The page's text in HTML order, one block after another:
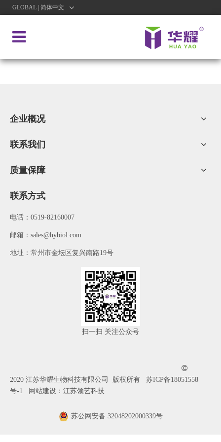
GLOBAL | 简体中文
企业概况
联系我们
质量保障
联系方式
电话：0519-82160007
​邮箱： sales@hybiol.com
地址：常州市金坛区复兴南路19号
扫一扫 关注公众号

2020 江苏华耀生物科技有限公司 版权所有 苏ICP备18051558
号-1 网站建设： 江苏领艺科技
苏公网安备 32048202000339号